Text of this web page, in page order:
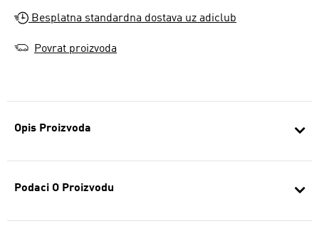
Opis Proizvoda
Podaci O Proizvodu
Besplatna standardna dostava uz adiclub
Povrat proizvoda